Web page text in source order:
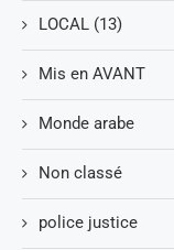
LOCAL (13)
Mis en AVANT
Monde arabe
Non classé
police justice